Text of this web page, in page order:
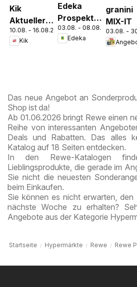
Kik
Aktueller
Prospekt
10.08. - 16.08.2026
Kik
Edeka
Prospekt
Parchim
03.08. - 08.08.2026
Edeka
granini
MIX-IT
03.08. -
Das neue Angebot an
Shop ist da!
Ab 01.06.2026 bringt Rewe einen
Reihe von interessanten
Deals und Rabatten. Das alles
Katalog auf 18 Seiten entdecken.
In den Rewe-Katalogen
Lieblingsprodukte, die gerade im
Sie nicht die neuesten
beim Einkaufen.
Sie können es nicht erwarten,
nächste Woche zu erhalten?
Angebote aus der Kategorie
Startseite Hypermärkte Rewe Rewe